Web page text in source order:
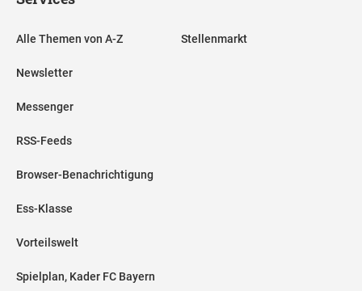
Alle Themen von A-Z
Newsletter
Messenger
RSS-Feeds
Browser-Benachrichtigung
Ess-Klasse
Vorteilswelt
Spielplan, Kader FC Bayern
Stellenmarkt